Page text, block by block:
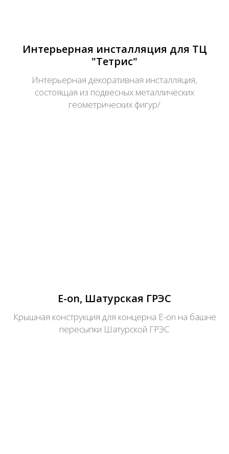
Интерьерная инсталляция для ТЦ
"Тетрис"
Интерьерная декоративная инсталляция,
состоящая из подвесных металлических
геометрических фигур/
E-on, Шатурская ГРЭС
Крышная конструкция для концерна E-on на башне
пересыпки Шатурской ГРЭС